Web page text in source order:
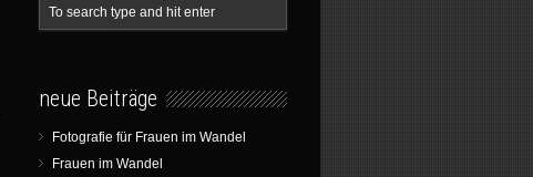
neue Beiträge
Fotografie für Frauen im Wandel
Frauen im Wandel